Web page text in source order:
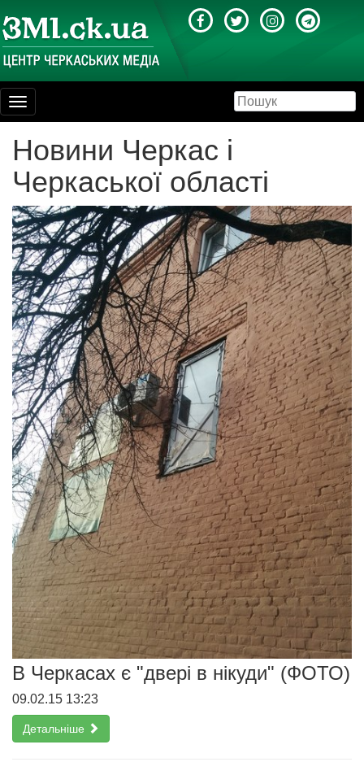
Toggle
navigation
Новини Черкас і
Черкаської області
В Черкасах є "двері в нікуди" (ФОТО)
09.02.15 13:23
Детальніше